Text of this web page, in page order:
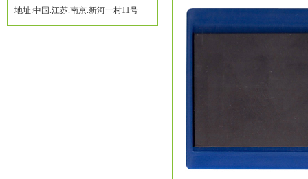
地址:中国.江苏.南京.新河一村11号